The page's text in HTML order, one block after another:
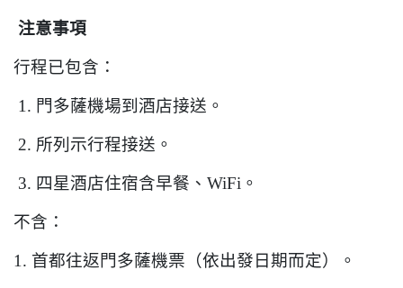
注意事項
行程已包含：
1. 門多薩機場到酒店接送。
2. 所列示行程接送。
3. 四星酒店住宿含早餐、 WiFi 。
不含：
1. 首都往返門多薩機票（依出發日期而定）。